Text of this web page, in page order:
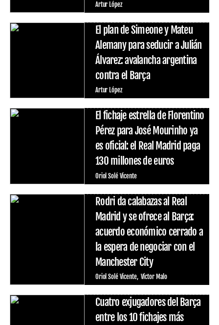
Artur López
El plan de Simeone y Mateu
Alemany para seducir a Julián
Álvarez: avalancha argentina
contra el Barça
Artur López
El fichaje estrella de Florentino
Pérez para José Mourinho ya
es oficial: el Real Madrid paga
130 millones de euros
Oriol Solé Vicente
Rodri da calabazas al Real
Madrid y se ofrece al Barça:
acuerdo económico cerrado a
la espera de negociar con el
Manchester City
Oriol Solé Vicente Víctor Malo
Cuatro exjugadores del Barça
entre los 10 fichajes más